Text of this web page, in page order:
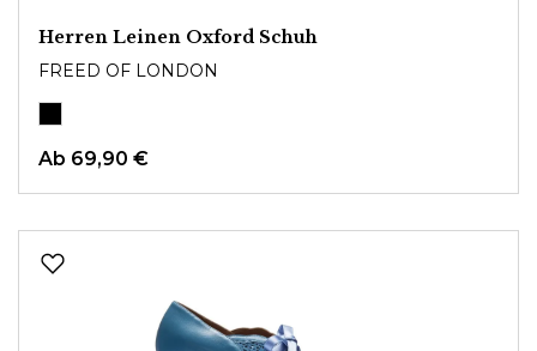
Herren Leinen Oxford Schuh
FREED OF LONDON
Ab 69,90 €